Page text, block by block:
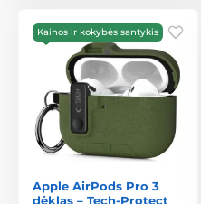
Kainos ir kokybės santykis
Apple AirPods Pro 3
dėklas – Tech-Protect